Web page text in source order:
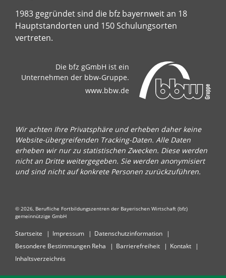
1983 gegründet sind die bfz bayernweit an 18
Hauptstandorten und 150 Schulungsorten
vertreten.
Die bfz gGmbH ist ein
Unternehmen der bbw-Gruppe.
www.bbw.de
Wir achten Ihre Privatsphäre und erheben daher keine
Website-übergreifenden Tracking-Daten. Alle Daten
erheben wir nur zu statistischen Zwecken. Diese werden
nicht an Dritte weitergegeben. Sie werden anonymisiert
und sind nicht auf konkrete Personen zurückzuführen.
© 2026, Berufliche Fortbildungszentren der Bayerischen Wirtschaft (bfz)
gemeinnützige GmbH
Startseite Impressum
Datenschutzinformation
Besondere Bestimmungen Reha
Barrierefreiheit
Kontakt
Inhaltsverzeichnis